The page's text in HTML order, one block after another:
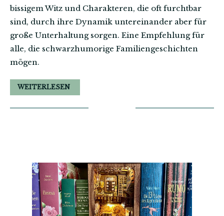
bissigem Witz und Charakteren, die oft furchtbar
sind, durch ihre Dynamik untereinander aber für
große Unterhaltung sorgen. Eine Empfehlung für
alle, die schwarzhumorige Familiengeschichten
mögen.
WEITERLESEN